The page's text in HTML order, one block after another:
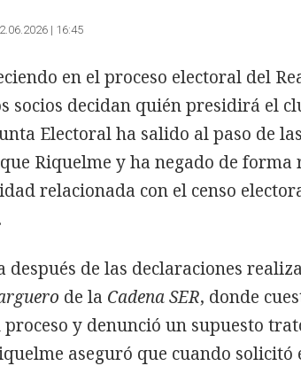
| 16:45
en el proceso electoral del
socios decidan quién presidirá el
Electoral ha salido al paso de
Riquelme y ha negado de forma
relacionada con el censo
después de las declaraciones
de la Cadena SER, donde
y denunció un supuesto
aseguró que cuando solicitó